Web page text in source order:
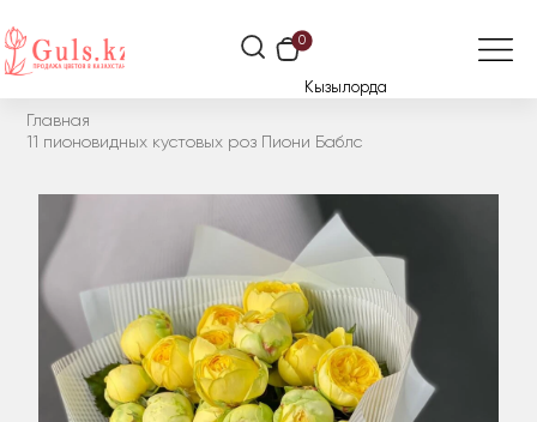
0
Кызылорда
Главная
11 пионовидных кустовых роз Пиони Баблс